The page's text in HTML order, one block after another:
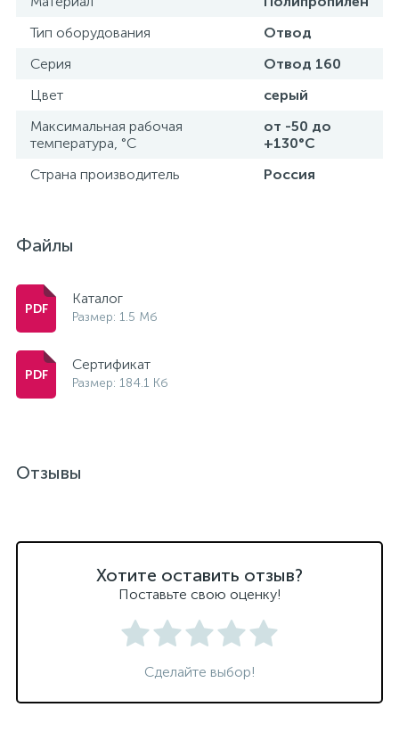
Тип оборудования
Отвод
Серия
Отвод 160
Цвет
серый
Максимальная рабочая
температура, °С
от -50 до
+130°С
Страна производитель
Россия
Файлы
Каталог
Размер: 1.5 Мб
Сертификат
Размер: 184.1 Кб
Отзывы
Хотите оставить отзыв?
Поставьте свою оценку!
Сделайте выбор!